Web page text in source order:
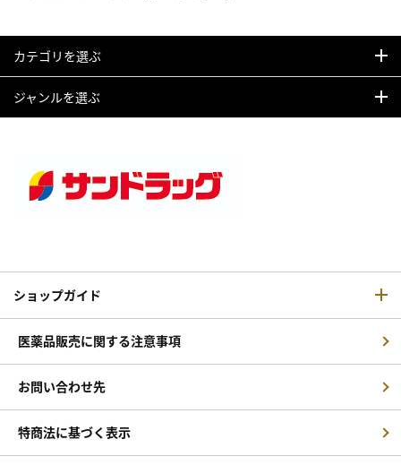
カテゴリを選ぶ
ジャンルを選ぶ
ショップガイド
医薬品販売に関する注意事項
お問い合わせ先
特商法に基づく表示